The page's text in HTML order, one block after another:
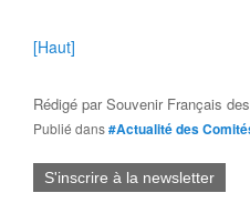
[Haut]
Rédigé parSouvenir Français
Publié dans#Actualité des
S'inscrire à la newsletter